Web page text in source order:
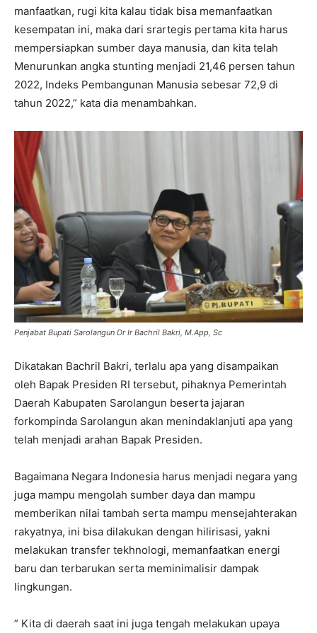
manfaatkan, rugi kita kalau tidak bisa memanfaatkan
kesempatan ini, maka dari srartegis pertama kita harus
mempersiapkan sumber daya manusia, dan kita telah
Menurunkan angka stunting menjadi 21,46 persen tahun
2022, Indeks Pembangunan Manusia sebesar 72,9 di
tahun 2022,” kata dia menambahkan.
Penjabat Bupati Sarolangun Dr Ir Bachril Bakri, M.App, Sc
Dikatakan Bachril Bakri, terlalu apa yang disampaikan
oleh Bapak Presiden RI tersebut, pihaknya Pemerintah
Daerah Kabupaten Sarolangun beserta jajaran
forkompinda Sarolangun akan menindaklanjuti apa yang
telah menjadi arahan Bapak Presiden.
Bagaimana Negara Indonesia harus menjadi negara yang
juga mampu mengolah sumber daya dan mampu
memberikan nilai tambah serta mampu mensejahterakan
rakyatnya, ini bisa dilakukan dengan hilirisasi, yakni
melakukan transfer tekhnologi, memanfaatkan energi
baru dan terbarukan serta meminimalisir dampak
lingkungan.
” Kita di daerah saat ini juga tengah melakukan upaya